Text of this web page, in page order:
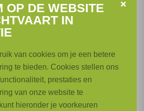
van onze luchthaven en
met andere luchthavens van de
universiteiten, scholen en externe
oplossingen uit te proberen en een
in de overgang naar duurzamer
OP DE WEBSITE
IN
van cookies om je een betere
te bieden. Cookies stellen ons
prestaties en
van onze website te
hieronder je voorkeuren